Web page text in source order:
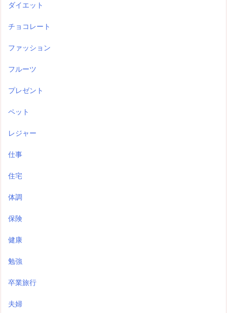
ダイエット
チョコレート
ファッション
フルーツ
プレゼント
ペット
レジャー
仕事
住宅
体調
保険
健康
勉強
卒業旅行
夫婦